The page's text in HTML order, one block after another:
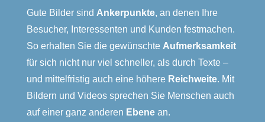
Gute Bilder sind Ankerpunkte, an denen Ihre
Besucher, Interessenten und Kunden festmachen.
So erhalten Sie die gewünschte Aufmerksamkeit
für sich nicht nur viel schneller, als durch Texte –
und mittelfristig auch eine höhere Reichweite. Mit
Bildern und Videos sprechen Sie Menschen auch
auf einer ganz anderen Ebenean.